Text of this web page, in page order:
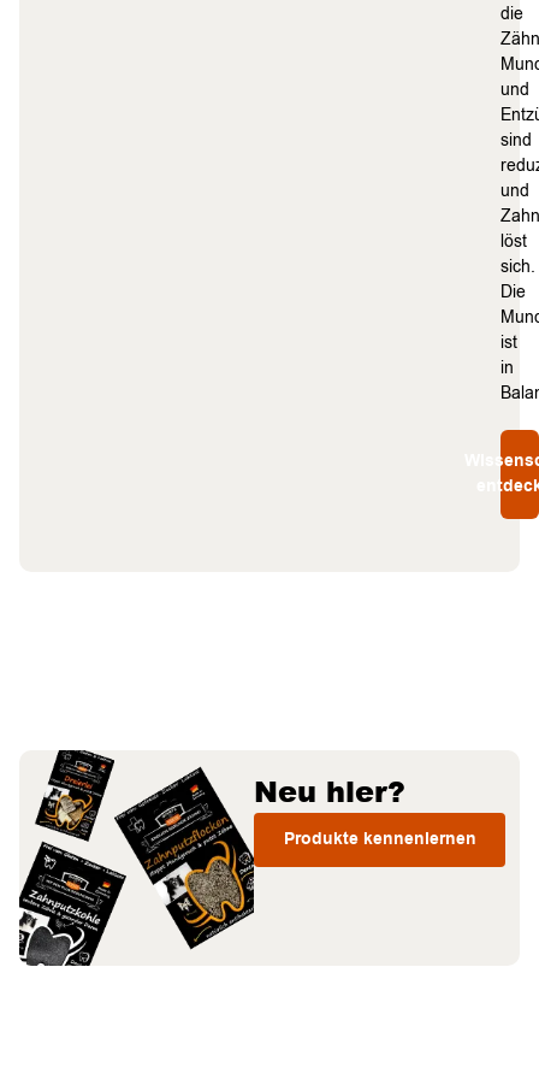
die
und
sind
und
löst
sich.
Die
ist
in
Neu hier?
Produkte kennenlernen